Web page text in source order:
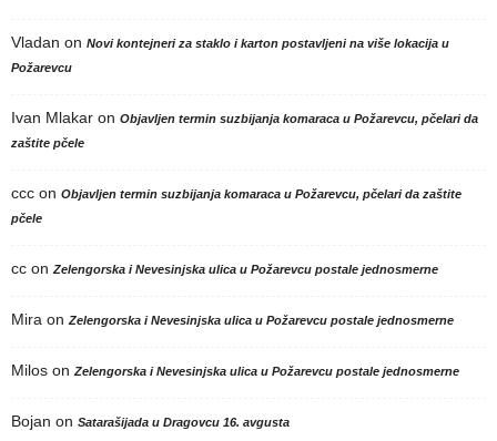
Vladan on Novi kontejneri za staklo i karton postavljeni na više lokacija u
Požarevcu
Ivan Mlakar on Objavljen termin suzbijanja komaraca u Požarevcu, pčelari da
zaštite pčele
ccc on Objavljen termin suzbijanja komaraca u Požarevcu, pčelari da zaštite
pčele
cc on Zelengorska i Nevesinjska ulica u Požarevcu postale jednosmerne
Mira on Zelengorska i Nevesinjska ulica u Požarevcu postale jednosmerne
Milos on Zelengorska i Nevesinjska ulica u Požarevcu postale jednosmerne
Bojan on Satarašijada u Dragovcu 16. avgusta